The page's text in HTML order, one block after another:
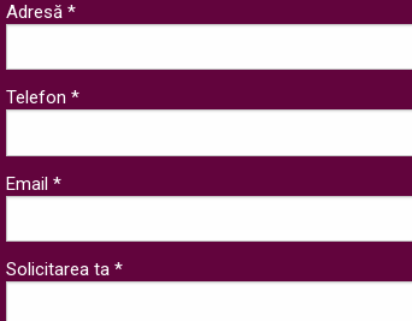
Adresă *
Telefon *
Email *
Solicitarea ta *